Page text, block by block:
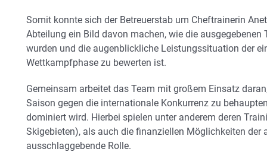
Somit konnte sich der Betreuerstab um Cheftrainerin
Abteilung ein Bild davon machen, wie die
wurden und die augenblickliche Leistungssituation der
Wettkampfphase zu bewerten ist.
Gemeinsam arbeitet das Team mit großem Einsatz
Saison gegen die internationale Konkurrenz zu
dominiert wird. Hierbei spielen unter anderem deren
Skigebieten), als auch die finanziellen Möglichkeiten der
ausschlaggebende Rolle.